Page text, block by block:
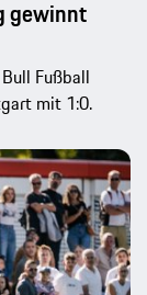
gewinnt
Fußball
mit 1:0.